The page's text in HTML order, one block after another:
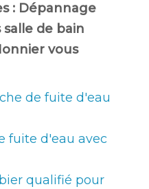
: Dépannage
de bain
vous
de fuite d'eau
fuite d'eau avec
qualifié pour